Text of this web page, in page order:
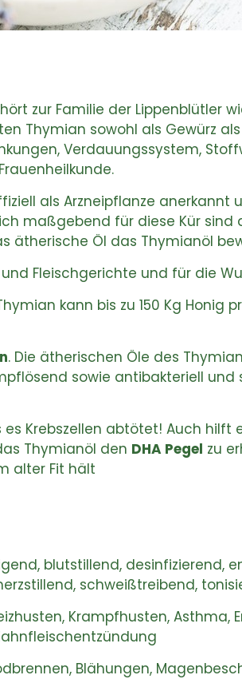
zur Familie der Lippenblütler
Thymian sowohl als Gewürz
Verdauungssystem,
als Arzneipflanze anerkannt
maßgebend für diese Kür sind
ätherische Öl das Thymianöl
und Fleischgerichte und für die
kann bis zu 150 Kg Honig
. Die ätherischen Öle des
sowie antibakteriell
Krebszellen abtötet! Auch hilft
Thymianöl den DHA Pegel zu
alter Fit hält
blutstillend, desinfizierend,
schweißtreibend,
Krampfhusten, Asthma,
Blähungen,